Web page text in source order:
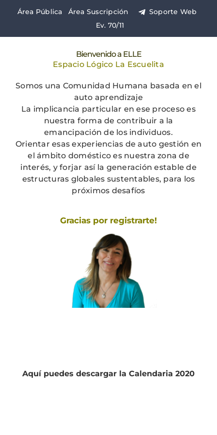
Área Pública Área Suscripción
Soporte Web
Ev. 70/11
Bienvenido a ELLE
Espacio Lógico La Escuelita
Somos una Comunidad Humana basada en el
auto aprendizaje
La implicancia particular en ese proceso es
nuestra forma de contribuir a la
emancipación de los individuos.
Orientar esas experiencias de auto gestión en
el ámbito doméstico es nuestra zona de
interés, y forjar así la generación estable de
estructuras globales sustentables, para los
próximos desafíos
Gracias por registrarte!
Aquí puedes descargar la Calendaria 2020